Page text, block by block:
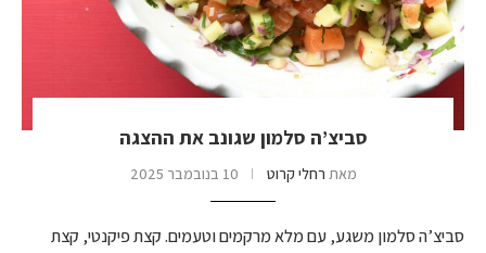
סביצ’ה סלמון שגונב את ההצגה
מאת רחלי קרוט 10 בנובמבר 2025
סביצ’ה סלמון משגע, עם מלא מרקמים וטעמים. קצת פיקנטי, קצת